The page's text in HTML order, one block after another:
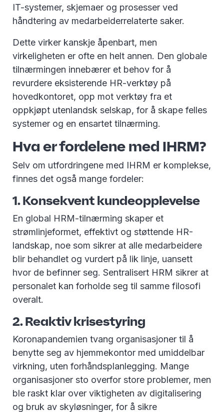
IT-systemer, skjemaer og prosesser ved
håndtering av medarbeiderrelaterte saker.
Dette virker kanskje åpenbart, men
virkeligheten er ofte en helt annen. Den globale
tilnærmingen innebærer et behov for å
revurdere eksisterende HR-verktøy på
hovedkontoret, opp mot verktøy fra et
oppkjøpt utenlandsk selskap, for å skape felles
systemer og en ensartet tilnærming.
Hva er fordelene med IHRM?
Selv om utfordringene med IHRM er komplekse,
finnes det også mange fordeler:
1. Konsekvent kundeopplevelse
En global HRM-tilnærming skaper et
strømlinjeformet, effektivt og støttende HR-
landskap, noe som sikrer at alle medarbeidere
blir behandlet og vurdert på lik linje, uansett
hvor de befinner seg. Sentralisert HRM sikrer at
personalet kan forholde seg til samme filosofi
overalt.
2. Reaktiv krisestyring
Koronapandemien tvang organisasjoner til å
benytte seg av hjemmekontor med umiddelbar
virkning, uten forhåndsplanlegging. Mange
organisasjoner sto overfor store problemer, men
ble raskt klar over viktigheten av digitalisering
og bruk av skyløsninger, for å sikre